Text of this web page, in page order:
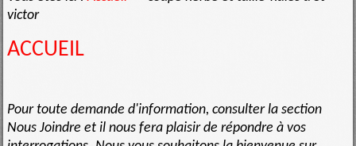
victor
ACCUEIL
Pour toute demande d'information, consulter la section
Nous Joindre et il nous fera plaisir de répondre à vos